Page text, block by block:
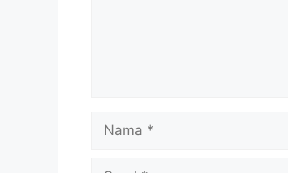
Nama
Surel